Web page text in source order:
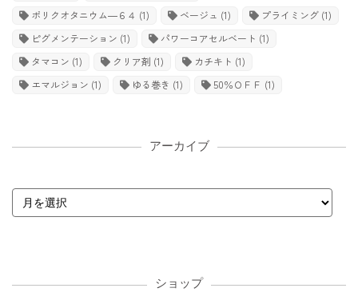
ポリクオタニウム―６４ (1) ベージュ (1) プライミング (1)
ピグメンテーション (1) パワーコアセルベート (1)
タマコン (1) クリア剤 (1) カチキト (1)
エマルジョン (1) ゆる巻き (1) 50％ＯＦＦ (1)
アーカイブ
ショップ